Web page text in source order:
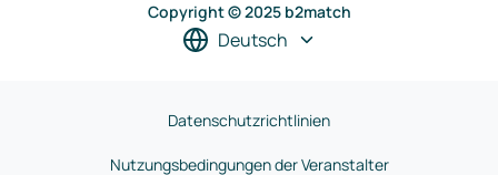
Copyright © 2025 b2match
Deutsch
Datenschutzrichtlinien
Nutzungsbedingungen der Veranstalter